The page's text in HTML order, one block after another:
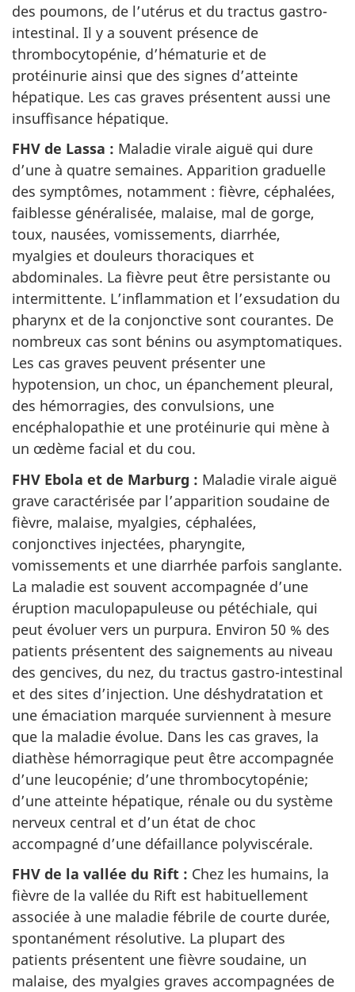
des poumons, de l’utérus et du tractus gastro-
intestinal. Il y a souvent présence de
thrombocytopénie, d’hématurie et de
protéinurie ainsi que des signes d’atteinte
hépatique. Les cas graves présentent aussi une
insuffisance hépatique.
FHV de Lassa : Maladie virale aiguë qui dure
d’une à quatre semaines. Apparition graduelle
des symptômes, notamment : fièvre, céphalées,
faiblesse généralisée, malaise, mal de gorge,
toux, nausées, vomissements, diarrhée,
myalgies et douleurs thoraciques et
abdominales. La fièvre peut être persistante ou
intermittente. L’inflammation et l’exsudation du
pharynx et de la conjonctive sont courantes. De
nombreux cas sont bénins ou asymptomatiques.
Les cas graves peuvent présenter une
hypotension, un choc, un épanchement pleural,
des hémorragies, des convulsions, une
encéphalopathie et une protéinurie qui mène à
un œdème facial et du cou.
FHV Ebola et de Marburg : Maladie virale aiguë
grave caractérisée par l’apparition soudaine de
fièvre, malaise, myalgies, céphalées,
conjonctives injectées, pharyngite,
vomissements et une diarrhée parfois sanglante.
La maladie est souvent accompagnée d’une
éruption maculopapuleuse ou pétéchiale, qui
peut évoluer vers un purpura. Environ 50 % des
patients présentent des saignements au niveau
des gencives, du nez, du tractus gastro-intestinal
et des sites d’injection. Une déshydratation et
une émaciation marquée surviennent à mesure
que la maladie évolue. Dans les cas graves, la
diathèse hémorragique peut être accompagnée
d’une leucopénie; d’une thrombocytopénie;
d’une atteinte hépatique, rénale ou du système
nerveux central et d’un état de choc
accompagné d’une défaillance polyviscérale.
FHV de la vallée du Rift : Chez les humains, la
fièvre de la vallée du Rift est habituellement
associée à une maladie fébrile de courte durée,
spontanément résolutive. La plupart des
patients présentent une fièvre soudaine, un
malaise, des myalgies graves accompagnées de